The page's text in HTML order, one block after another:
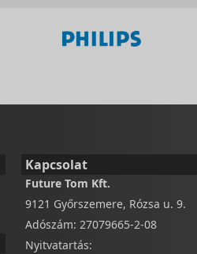
Kapcsolat
Future Tom Kft.
9121 Győrszemere, Rózsa u. 9.
Adószám: 27079665-2-08
Nyitvatartás: